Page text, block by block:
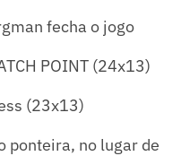
fecha o jogo
POINT (24x13)
(23x13)
ponteira, no lugar de